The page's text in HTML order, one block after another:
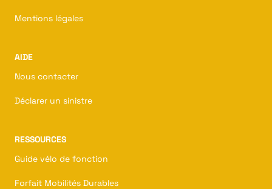
Mentions légales
AIDE
Nous contacter
Déclarer un sinistre
RESSOURCES
Guide vélo de fonction
Forfait Mobilités Durables